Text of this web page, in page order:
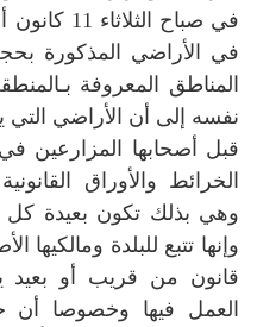
في الأراضي المذكورة
نفسه إلى أن الأراضي التي
قبل أصحابها
وهي بذلك تكون بعيدة كل
وإنها تتبع للبلدة ومالكيها
قانون من قريب أو بعيد
العمل فيها وخصوصا أن